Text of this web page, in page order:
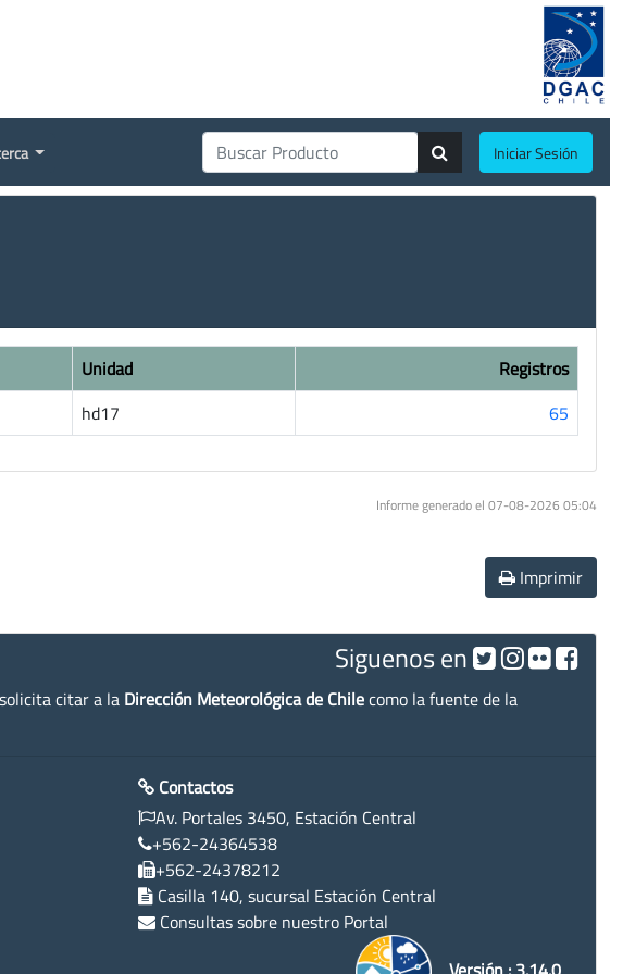
Iniciar Sesión
Unidad
Registros
hd17 65
Informe generado el 07-08-2026 05:04
Imprimir
Siguenos en
citar a la Dirección Meteorológica de Chilecomo la fuente de la
Contactos
Av. Portales 3450, Estación Central
+562-24364538
+562-24378212
Casilla 140, sucursal Estación Central
Consultas sobre nuestro Portal